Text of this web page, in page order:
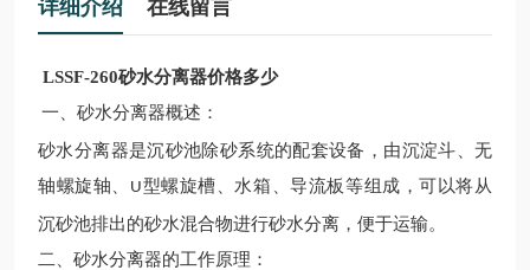
详细介绍 在线留言
LSSF-260砂水分离器价格多少
一、砂水分离器概述：
砂水分离器是沉砂池除砂系统的配套设备，由沉淀斗、无
轴螺旋轴、
U型螺旋槽、水箱、导流板等组成，可以将从
沉砂池排出的砂水混合物进行砂水分离，便于运输。
二、砂水分离器的工作原理：